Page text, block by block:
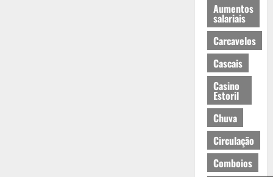
Aumentos
salariais
Carcavelos
Cascais
Casino
Estoril
Chuva
Circulação
Comboios